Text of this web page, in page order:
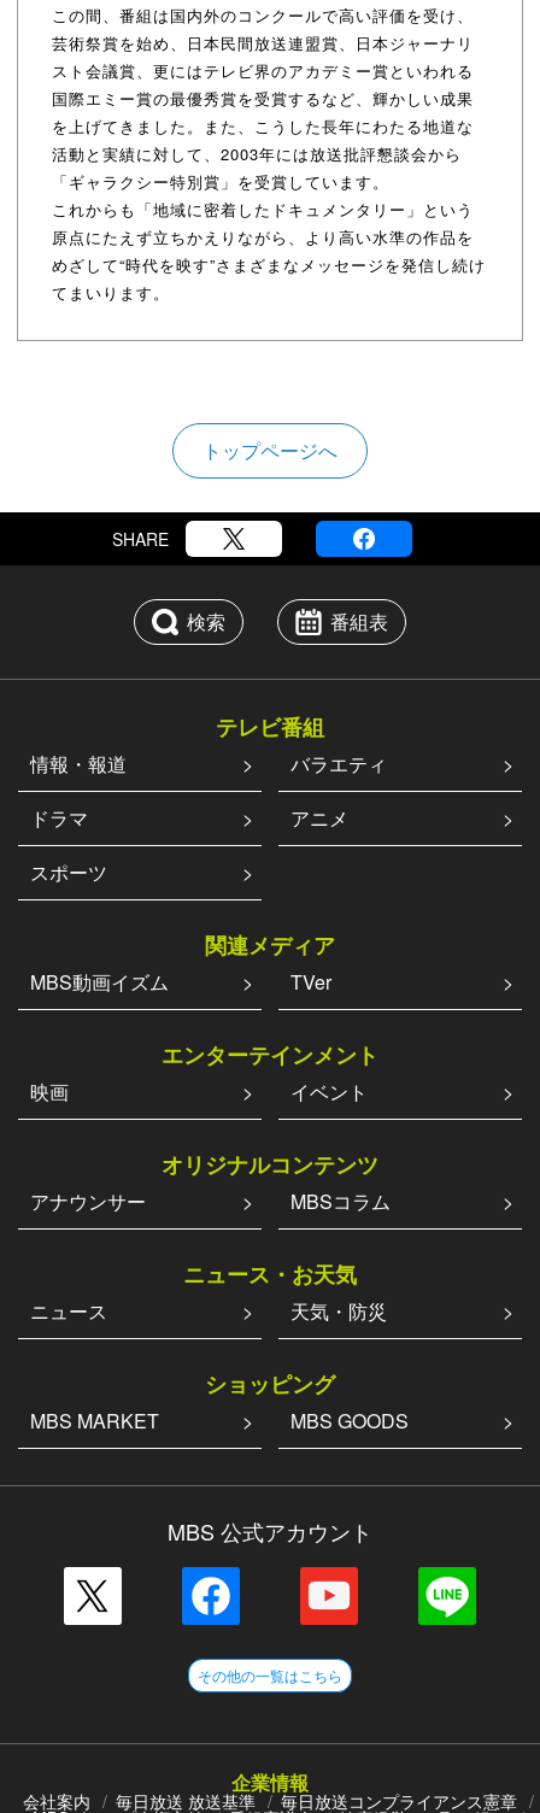
この間、番組は国内外のコンクールで高い評価を受け、
芸術祭賞を始め、日本民間放送連盟賞、日本ジャーナリ
スト会議賞、更にはテレビ界のアカデミー賞といわれる
国際エミー賞の最優秀賞を受賞するなど、輝かしい成果
を上げてきました。また、こうした長年にわたる地道な
活動と実績に対して、2003年には放送批評懇談会から
「ギャラクシー特別賞」を受賞しています。
これからも「地域に密着したドキュメンタリー」という
原点にたえず立ちかえりながら、より高い水準の作品を
めざして“時代を映す”さまざまなメッセージを発信し続け
てまいります。
トップページへ
SHARE
検索 番組表
テレビ番組
情報・報道
バラエティ
ドラマ
アニメ
スポーツ
関連メディア
MBS動画イズム TVer
エンターテインメント
映画 イベント
オリジナルコンテンツ
アナウンサー MBSコラム
ニュース・お天気
ニュース 天気・防災
ショッピング
MBS MARKET MBS GOODS
MBS 公式アカウント
その他の一覧はこちら
企業情報
会社案内 毎日放送 放送基準 毎日放送コンプライアンス憲章